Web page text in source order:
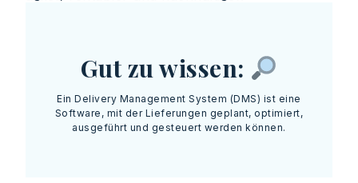
Gut zu wissen:
Ein Delivery Management System (DMS) ist eine
Software, mit der Lieferungen geplant, optimiert,
ausgeführt und gesteuert werden können.